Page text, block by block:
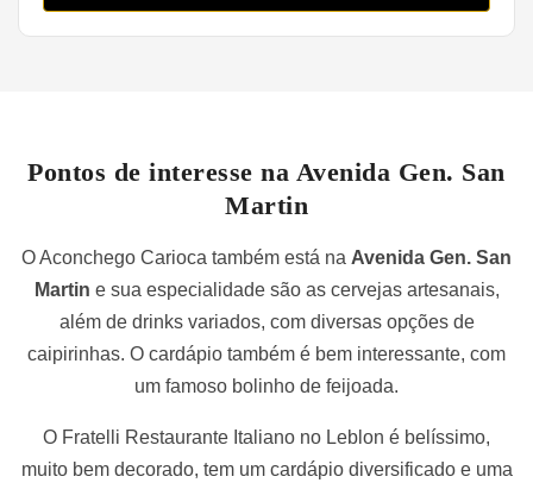
Pontos de interesse na Avenida Gen. San
Martin
O Aconchego Carioca também está na Avenida Gen. San
Martin e sua especialidade são as cervejas artesanais,
além de drinks variados, com diversas opções de
caipirinhas. O cardápio também é bem interessante, com
um famoso bolinho de feijoada.
O Fratelli Restaurante Italiano no Leblon é belíssimo,
muito bem decorado, tem um cardápio diversificado e uma